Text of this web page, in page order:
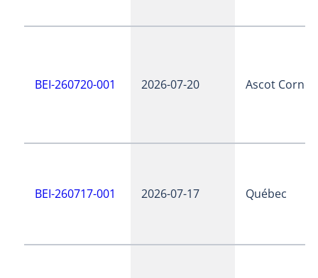
BEI-260720-001 2026-07-20 Ascot Corner
BEI-260717-001 2026-07-17 Québec